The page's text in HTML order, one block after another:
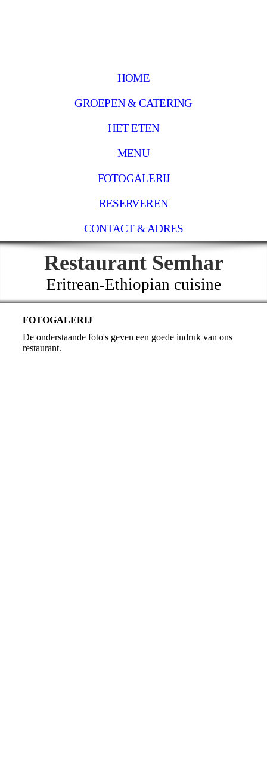
HOME
GROEPEN & CATERING
HET ETEN
MENU
FOTOGALERIJ
RESERVEREN
CONTACT & ADRES
Restaurant Semhar
Eritrean-Ethiopian cuisine
FOTOGALERIJ
De onderstaande foto's geven een goede indruk van ons
restaurant.